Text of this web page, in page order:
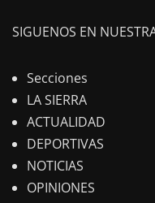
SIGUENOS EN
Secciones
LA SIERRA
ACTUALIDAD
DEPORTIVAS
NOTICIAS
OPINIONES